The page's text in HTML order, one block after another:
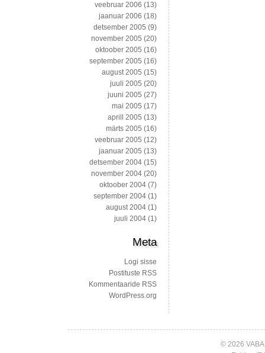
veebruar 2006 (13)
jaanuar 2006 (18)
detsember 2005 (9)
november 2005 (20)
oktoober 2005 (16)
september 2005 (16)
august 2005 (15)
juuli 2005 (20)
juuni 2005 (27)
mai 2005 (17)
aprill 2005 (13)
märts 2005 (16)
veebruar 2005 (12)
jaanuar 2005 (13)
detsember 2004 (15)
november 2004 (20)
oktoober 2004 (7)
september 2004 (1)
august 2004 (1)
juuli 2004 (1)
Meta
Logi sisse
Postituste RSS
Kommentaaride RSS
WordPress.org
© 2026